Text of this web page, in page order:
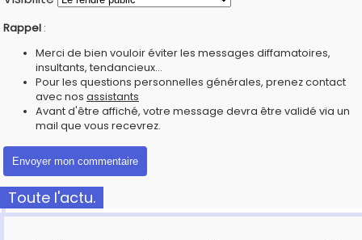
Rappel :
Merci de bien vouloir éviter les messages diffamatoires,
insultants, tendancieux...
Pour les questions personnelles générales, prenez contact
avec nos assistants
Avant d'être affiché, votre message devra être validé via un
mail que vous recevrez.
Toute l'actu.